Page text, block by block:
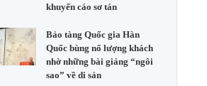
khuyến cáo sơ tán
Bảo tàng Quốc gia Hàn
Quốc bùng nổ lượng khách
nhờ những bài giảng “ngôi
sao” về di sản